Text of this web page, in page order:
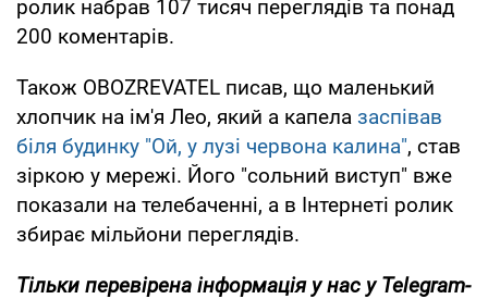
ролик набрав 107 тисяч переглядів та понад
200 коментарів.
Також OBOZREVATEL писав, що маленький
хлопчик на ім'я Лео, який а капела заспівав
біля будинку "Ой, у лузі червона калина", став
зіркою у мережі. Його "сольний виступ" вже
показали на телебаченні, а в Інтернеті ролик
збирає мільйони переглядів.
Тільки перевірена інформація у нас у Telegram-